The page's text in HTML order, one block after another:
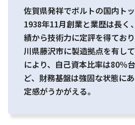
佐賀県発祥でボルトの国内トッ
1938年11月創業と業歴は長く
績から技術力に定評を得てお
川県藤沢市に製造拠点を有し
により、自己資本比率は80％
ど、財務基盤は強固な状態に
定感がうかがえる。